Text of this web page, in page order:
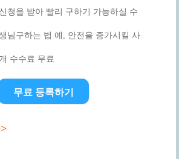
청을 받아 빨리 구하기 가능하실 수
님구하는 법 예, 안전을 증가시킬 사
수수료 무료
무료 등록하기